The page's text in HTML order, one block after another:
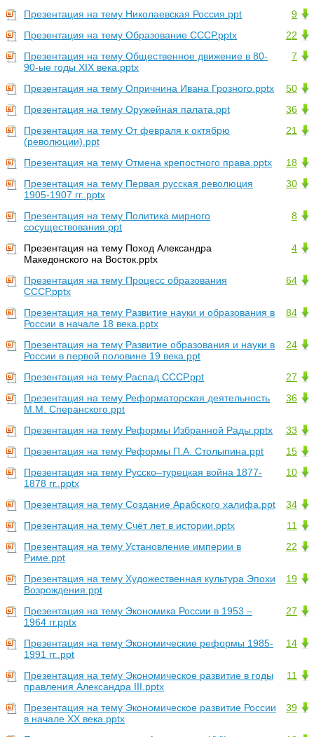
9
Презентация на тему Николаевская Россия.ppt
22
Презентация на тему Образование СССР.pptx
7
Презентация на тему Общественное движение в 80-
90-ые годы XIX века.pptx
50
Презентация на тему Опричнина Ивана Грозного.pptx
36
Презентация на тему Оружейная палата.ppt
21
Презентация на тему От февраля к октябрю
(революции).ppt
18
Презентация на тему Отмена крепостного права.pptx
30
Презентация на тему Первая русская революция
1905-1907 гг..pptx
8
Презентация на тему Политика мирного
сосуществования.ppt
4
Презентация на тему Поход Александра
Македонского на Восток.pptx
64
Презентация на тему Процесс образования
СССР.pptx
84
Презентация на тему Развитие науки и образования в
России в начале 18 века.pptx
24
Презентация на тему Развитие образования и науки в
России в первой половине 19 века.ppt
27
Презентация на тему Распад СССР.ppt
36
Презентация на тему Реформаторская деятельность
М.М. Сперанского.ppt
33
Презентация на тему Реформы Избранной Рады.pptx
15
Презентация на тему Реформы П.А. Столыпина.ppt
10
Презентация на тему Русско–турецкая война 1877-
1878 гг..pptx
34
Презентация на тему Создание Арабского халифа.ppt
11
Презентация на тему Счёт лет в истории.pptx
22
Презентация на тему Установление империи в
Риме.ppt
19
Презентация на тему Художественная культура Эпохи
Возрождения.ppt
27
Презентация на тему Экономика России в 1953 –
1964 гг.pptx
14
Презентация на тему Экономические реформы 1985-
1991 гг..ppt
11
Презентация на тему Экономическое развитие в годы
правления Александра III.pptx
39
Презентация на тему Экономическое развитие России
в начале XX века.pptx